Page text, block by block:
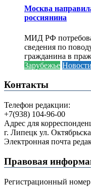
Москва
россиянина
МИД РФ
сведения по
гражданина в
Зарубежье Новости
Контакты
Телефон редакции:
+7(938) 104-96-00
Адрес для
г. Липецк ул.
Электронная почта
Правовая
Регистрационный